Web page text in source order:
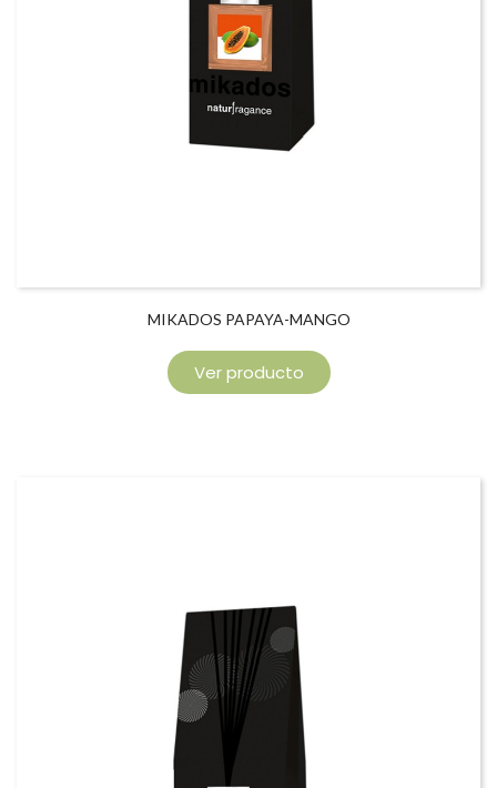
MIKADOS PAPAYA-MANGO
Ver producto